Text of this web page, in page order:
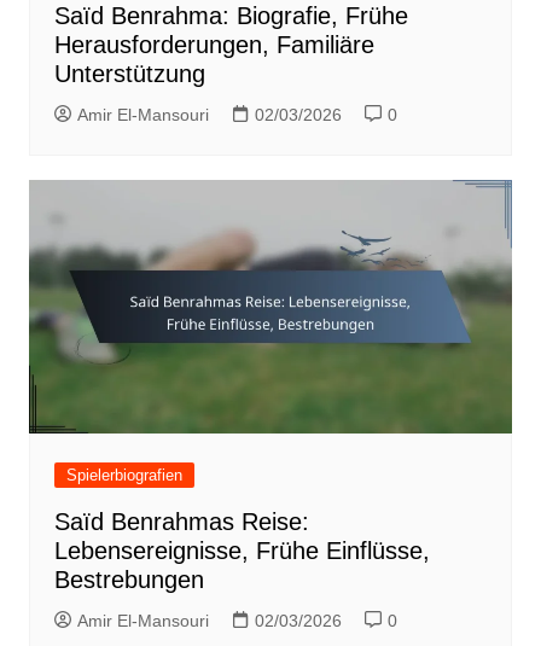
Saïd Benrahma: Biografie, Frühe
Herausforderungen, Familiäre
Unterstützung
Amir El-Mansouri 02/03/2026 0
Spielerbiografien
Saïd Benrahmas Reise:
Lebensereignisse, Frühe Einflüsse,
Bestrebungen
Amir El-Mansouri 02/03/2026 0